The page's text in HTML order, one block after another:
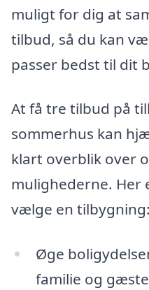
muligt for dig at
tilbud, så du kan
passer bedst til dit
At få tre tilbud på
sommerhus kan
klart overblik over
mulighederne. Her
vælge en tilbygning:
Øge
familie og